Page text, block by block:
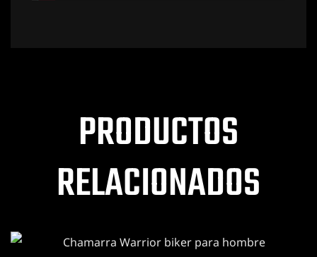
PRODUCTOS
RELACIONADOS